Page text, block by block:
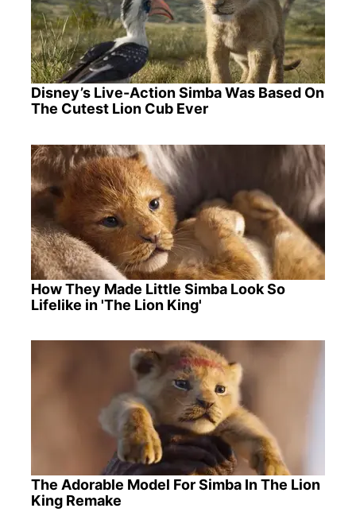
Disney’s Live-Action Simba Was Based On
The Cutest Lion Cub Ever
How They Made Little Simba Look So
Lifelike in 'The Lion King'
The Adorable Model For Simba In The Lion
King Remake